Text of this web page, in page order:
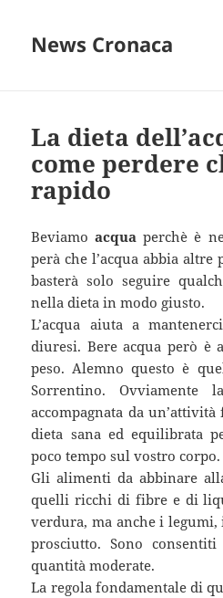
News Cronaca
La dieta
come perdere
rapido
Beviamoacqua perchè è
perà che l’acqua abbia altre
basterà solo seguire
nella dieta in modo giusto.
L’acqua aiuta a
diuresi. Bere acqua però è
peso. Alemno questo è
Sorrentino. Ovviamente
accompagnata da
dieta sana ed equilibrata
poco tempo sul vostro corpo.
Gli alimenti da abbinare
quelli ricchi di fibre e di
verdura, ma anche i legumi,
prosciutto. Sono
quantità moderate.
La regola fondamentale di